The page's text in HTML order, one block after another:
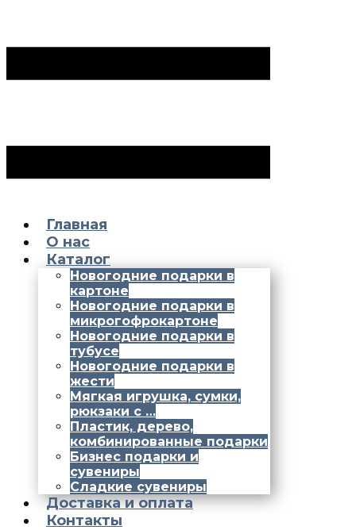
Главная
О нас
Каталог
Новогодние подарки в
картоне
Новогодние подарки в
микрогофрокартоне
Новогодние подарки в
тубусе
Новогодние подарки в
жести
Мягкая игрушка, сумки,
рюкзаки с …
Пластик, дерево,
комбинированные подарки
Бизнес подарки и
сувениры
Сладкие сувениры
Доставка и оплата
Контакты